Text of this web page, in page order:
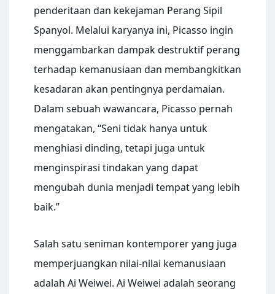
penderitaan dan kekejaman Perang Sipil
Spanyol. Melalui karyanya ini, Picasso ingin
menggambarkan dampak destruktif perang
terhadap kemanusiaan dan membangkitkan
kesadaran akan pentingnya perdamaian.
Dalam sebuah wawancara, Picasso pernah
mengatakan, “Seni tidak hanya untuk
menghiasi dinding, tetapi juga untuk
menginspirasi tindakan yang dapat
mengubah dunia menjadi tempat yang lebih
baik.”
Salah satu seniman kontemporer yang juga
memperjuangkan nilai-nilai kemanusiaan
adalah Ai Weiwei. Ai Weiwei adalah seorang